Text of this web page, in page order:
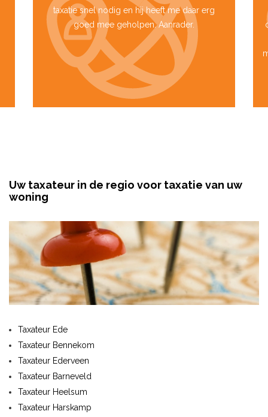
taxatie snel nodig en hij heeft me daar erg
goed mee geholpen. Aanrader.
Uw taxateur in de regio voor taxatie van uw
woning
Taxateur Ede
Taxateur Bennekom
Taxateur Ederveen
Taxateur Barneveld
Taxateur Heelsum
Taxateur Harskamp